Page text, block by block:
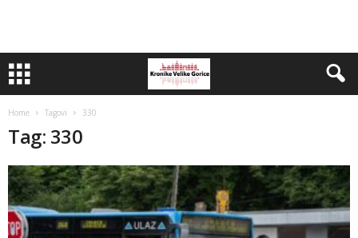
Home Tagovi 330
Tag: 330